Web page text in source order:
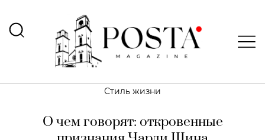
Стиль жизни
О чем говорят: откровенные